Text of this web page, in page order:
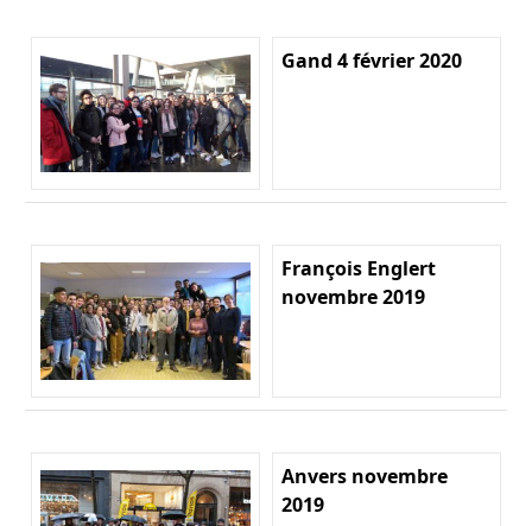
Gand 4 février 2020
François Englert
novembre 2019
Anvers novembre
2019